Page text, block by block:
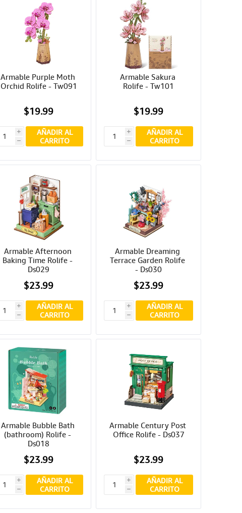
Armable Purple Moth
Orchid Rolife - Tw091
$19.99
i
h
AÑADIR AL
CARRITO
Armable Sakura
Rolife - Tw101
$19.99
i
h
AÑADIR AL
CARRITO
Armable Afternoon
Baking Time Rolife -
Ds029
$23.99
i
h
AÑADIR AL
CARRITO
Armable Dreaming
Terrace Garden Rolife
- Ds030
$23.99
i
h
AÑADIR AL
CARRITO
Armable Bubble Bath
(bathroom) Rolife -
Ds018
$23.99
i
h
AÑADIR AL
CARRITO
Armable Century Post
Office Rolife - Ds037
$23.99
i
h
AÑADIR AL
CARRITO